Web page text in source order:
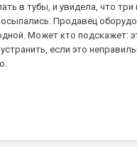
в тубы, и увидела, что три
Продавец
Может кто подскажет:
если это